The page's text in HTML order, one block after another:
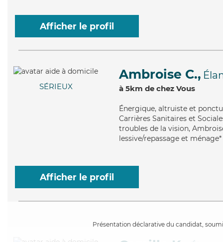
Afficher le profil
SÉRIEUX
Ambroise C.,
à 5km de chez Vous
Énergique, altruiste et
Carrières Sanitaires et
troubles de la vision,
lessive/repassage et ménage*
Afficher le profil
Présentation déclarative du candidat,